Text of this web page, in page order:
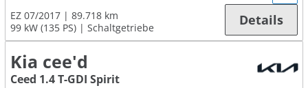
EZ 07/2017
89.718 km
99 kW (135 PS)
Schaltgetriebe Details
Kia cee'd
Ceed 1.4 T-GDI Spirit